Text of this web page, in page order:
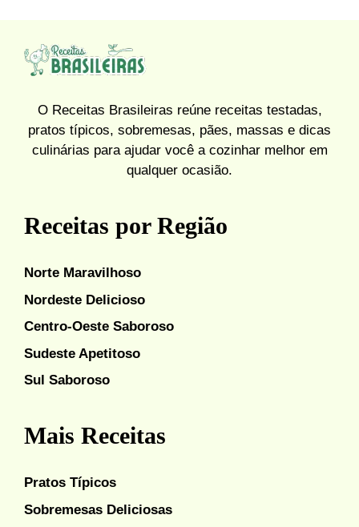
O Receitas Brasileiras reúne receitas testadas,
pratos típicos, sobremesas, pães, massas e dicas
culinárias para ajudar você a cozinhar melhor em
qualquer ocasião.
Receitas por Região
Norte Maravilhoso
Nordeste Delicioso
Centro-Oeste Saboroso
Sudeste Apetitoso
Sul Saboroso
Mais Receitas
Pratos Típicos
Sobremesas Deliciosas